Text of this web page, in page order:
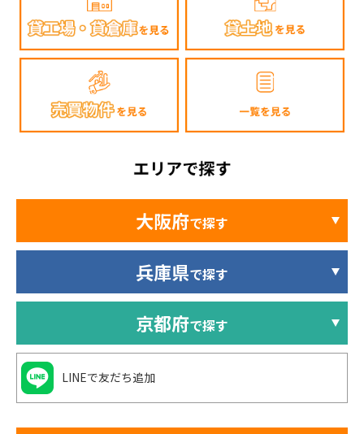
大阪府で探す
兵庫県で探す
京都府で探す
LINEで友だち追加